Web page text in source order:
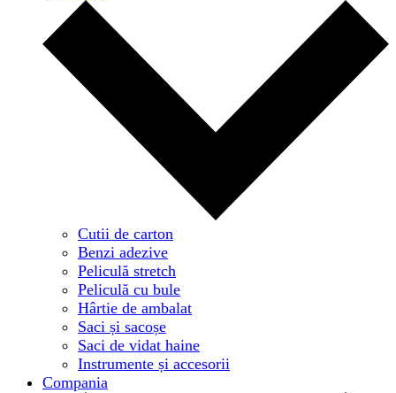
Cutii de carton
Benzi adezive
Peliculă stretch
Peliculă cu bule
Hârtie de ambalat
Saci și sacoșe
Saci de vidat haine
Instrumente și accesorii
Compania